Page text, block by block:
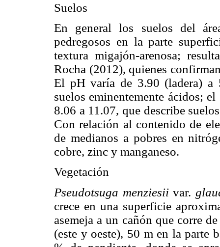
Suelos
En general los suelos del
pedregosos en la parte
textura migajón-arenosa;
Rocha (2012), quienes
El pH varía de 3.90 (ladera) a
suelos eminentemente ácidos;
8.06 a 11.07, que describe
Con relación al contenido de
de medianos a pobres en
cobre, zinc y manganeso.
Vegetación
Pseudotsuga menziesiivar.
crece en una superficie
asemeja a un cañón que corre
(este y oeste), 50 m en la parte